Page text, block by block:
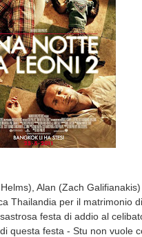
Alan (Zach
Thailandia per il matrimonio
festa di addio al
questa festa - Stu non vuole